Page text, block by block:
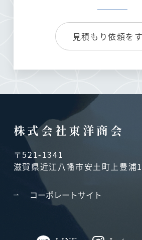
見積もり依頼を
株式会社東洋商会
〒521-1341
滋賀県近江八幡市安土町上豊浦
コーポレートサイト